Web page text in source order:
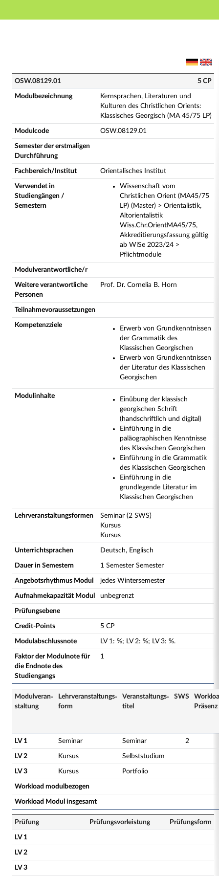
Hauptnavigation
OSW.08129.01 - Kernsprachen, Literaturen und
OSW.08129.01 5 CP
Modulbezeichnung
Kernsprachen, Literaturen und
Kulturen des Christlichen Orients:
Klassisches Georgisch (MA 45/75 LP)
Modulcode OSW.08129.01
Semester der erstmaligen
Durchführung
Fachbereich/Institut Orientalisches Institut
Verwendet in
Studiengängen /
Semestern
Wissenschaft vom
Christlichen Orient (MA45/75
LP) (Master) > Orientalistik,
Altorientalistik
Wiss.Chr.OrientMA45/75,
Akkreditierungsfassung gültig
ab WiSe 2023/24 >
Pflichtmodule
Modulverantwortliche/r
Weitere verantwortliche
Personen
Prof. Dr. Cornelia B. Horn
Teilnahmevoraussetzungen
Kompetenzziele
Erwerb von Grundkenntnissen
der Grammatik des
Klassischen Georgischen
Erwerb von Grundkenntnissen
der Literatur des Klassischen
Georgischen
Modulinhalte
Einübung der klassisch
georgischen Schrift
(handschriftlich und digital)
Einführung in die
paläographischen Kenntnisse
des Klassischen Georgischen
Einführung in die Grammatik
des Klassischen Georgischen
Einführung in die
grundlegende Literatur im
Klassischen Georgischen
Lehrveranstaltungsformen
Seminar (2 SWS)
Kursus
Kursus
Unterrichtsprachen Deutsch, Englisch
Dauer in Semestern 1 Semester Semester
Angebotsrhythmus Modul jedes Wintersemester
Aufnahmekapazität Modul unbegrenzt
Prüfungsebene
Credit-Points 5 CP
Modulabschlussnote LV 1: %; LV 2: %; LV 3: %.
Faktor der Modulnote für
die Endnote des
Studiengangs
1
Modulveran­
staltung
Lehrveranstaltungs­
form
Veranstaltungs­
titel
SWS
Präsenz
LV 1 Seminar Seminar 2
LV 2 Kursus Selbststudium
LV 3 Kursus Portfolio
Workload modulbezogen
Workload Modul insgesamt
Prüfung Prüfungsvorleistung Prüfungsform
LV 1
LV 2
LV 3